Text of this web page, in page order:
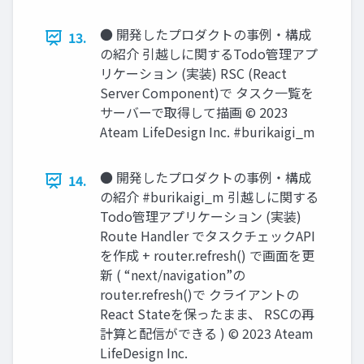
13.
● 開発したプロダクトの事例‧構成
の紹介 引越しに関するTodo管理アプ
リケーション (実装) RSC (React
Server Component)で タスク⼀覧を
サーバーで取得して描画 © 2023
Ateam LifeDesign Inc. #burikaigi_m
14.
● 開発したプロダクトの事例‧構成
の紹介 #burikaigi_m 引越しに関する
Todo管理アプリケーション (実装)
Route Handler でタスクチェックAPI
を作成 + router.refresh() で画⾯を更
新 ( “next/navigation”の
router.refresh()で クライアントの
React Stateを保ったまま、 RSCの再
計算と配信ができる ) © 2023 Ateam
LifeDesign Inc.